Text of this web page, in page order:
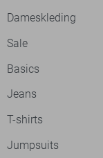
Dameskleding
Sale
Basics
Jeans
T-shirts
Jumpsuits